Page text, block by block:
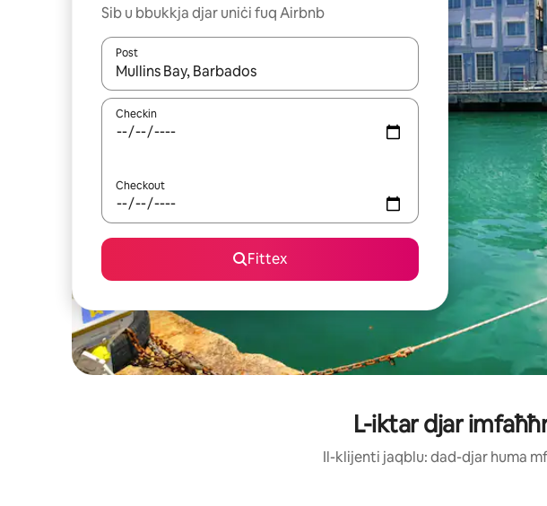
Sib u bbukkja djar uniċi fuq Airbnb
Post
Meta r-riżultati jkunu disponibbli, tista' tmur minn riżultat għall-ieħor bil-
Checkin
Checkout
Fittex
L-iktar djar
Il-klijenti jaqblu: dad-djar huma